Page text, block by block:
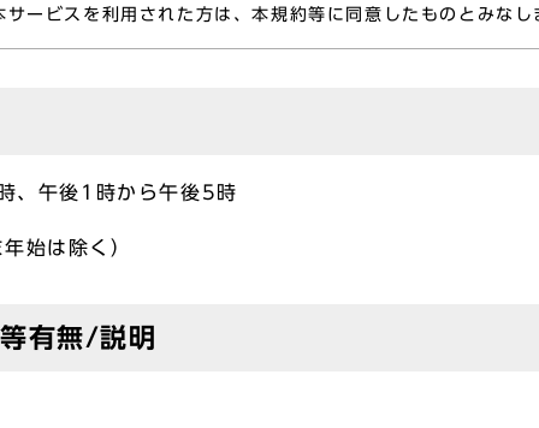
ービスを利用された方は、本規約等に同意したものとみなし
、午後1時から午後5時
始は除く）
有無/説明